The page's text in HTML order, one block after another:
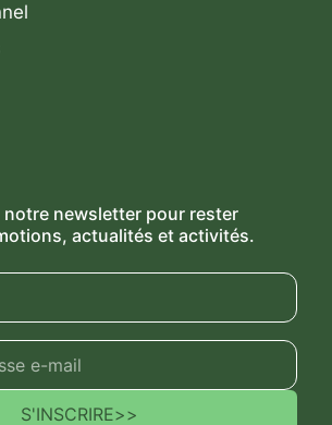
newsletter pour rester
actualités et activités.
S'INSCRIRE>>